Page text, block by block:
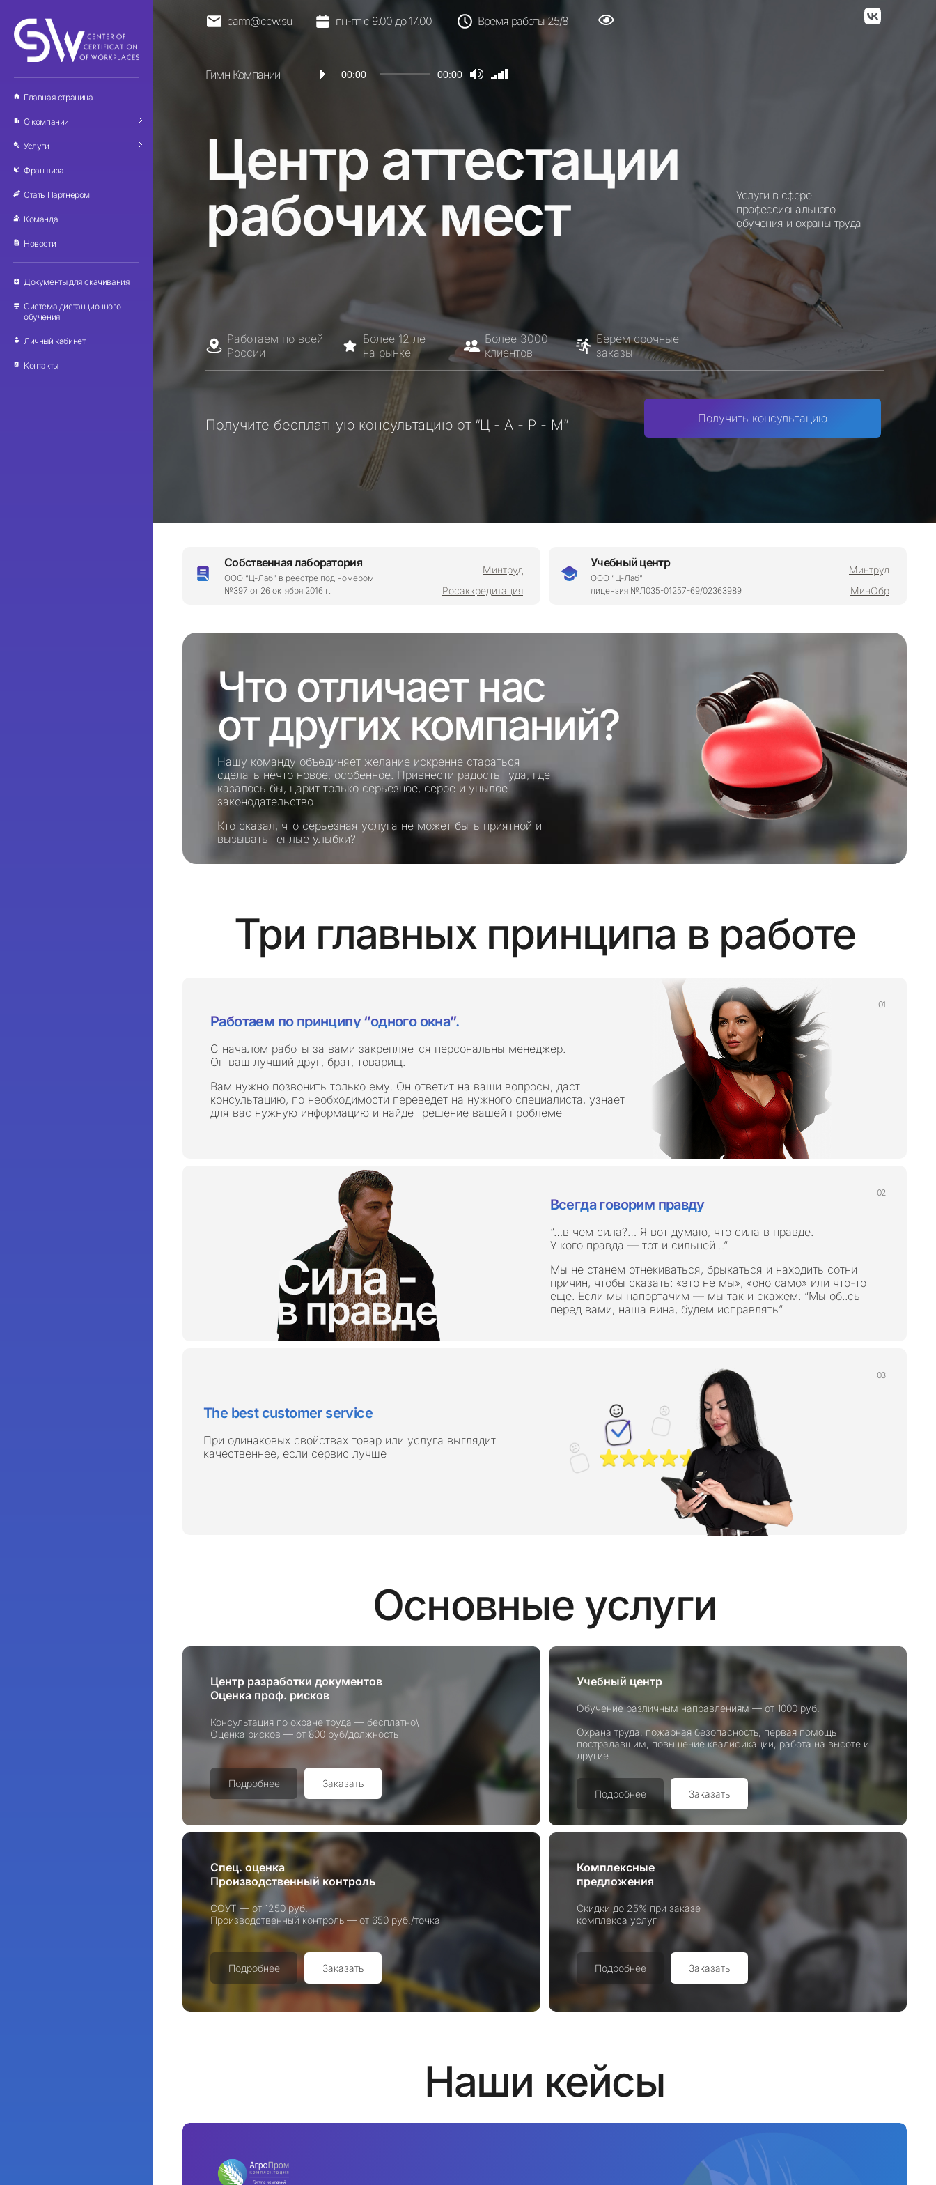
Главная страница
О компании
Услуги
Франшиза
Стать Партнером
Команда
Новости
Документы для скачивания
Система дистанционного
обучения
Личный кабинет
Контакты
carm@ccw.su пн-пт с 9:00 до 17:00 Время работы 25/8
Гимн Компании
Аудиоплеер
00:00 00:00
Используйте
клавиши
увеличить
или
уменьшить
Центр аттестации
рабочих мест
Услуги в сфере
профессионального
обучения и охраны труда
Работаем по всей
России
Более 12 лет
на рынке
Более 3000
клиентов
Берем срочные
заказы
Получите бесплатную консультацию от “Ц - А - Р - М” Получить консультацию
Собственная лаборатория
ООО “Ц-Лаб” в реестре под номером
№397 от 26 октября 2016 г.
Минтруд
Росаккредитация
Учебный центр
ООО “Ц-Лаб”
лицензия №Л035-01257-69/02363989
Минтруд
МинОбр
Что отличает нас
от других компаний?
Нашу команду объединяет желание искренне стараться
сделать нечто новое, особенное. Привнести радость туда, где
казалось бы, царит только серьезное, серое и унылое
законодательство.
Кто сказал, что серьезная услуга не может быть приятной и
вызывать теплые улыбки?
Три главных принципа в работе
Работаем по принципу “одного окна”.
С началом работы за вами закрепляется персональны менеджер.
Он ваш лучший друг, брат, товарищ.
Вам нужно позвонить только ему. Он ответит на ваши вопросы, даст
консультацию, по необходимости переведет на нужного специалиста, узнает
для вас нужную информацию и найдет решение вашей проблеме
Всегда говорим правду
“…в чем сила?… Я вот думаю, что сила в правде.
У кого правда — тот и сильней…”
Мы не станем отнекиваться, брыкаться и находить сотни
причин, чтобы сказать: «это не мы», «оно само» или что-то
еще. Если мы напортачим — мы так и скажем: “Мы об..сь
перед вами, наша вина, будем исправлять”
The best customer service
При одинаковых свойствах товар или услуга выглядит
качественнее, если сервис лучше
Основные услуги
Центр разработки документов
Оценка проф. рисков
Консультация по охране труда — бесплатно\
Оценка рисков — от 800 руб/должность
Подробнее Заказать
Учебный центр
Обучение различным направлениям — от 1000 руб.
Охрана труда, пожарная безопасность, первая помощь
пострадавшим, повышение квалификации, работа на высоте и
другие
Подробнее Заказать
Спец. оценка
Производственный контроль
СОУТ — от 1250 руб.
Производственный контроль — от 650 руб./точка
Подробнее Заказать
Комплексные
предложения
Скидки до 25% при заказе
комплекса услуг
Подробнее Заказать
Наши кейсы